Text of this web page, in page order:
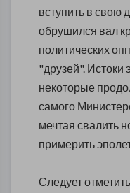
вступить в свою
обрушился вал
политических
"друзей". Истоки
некоторые
самого
мечтая свалить
примерить
Следует